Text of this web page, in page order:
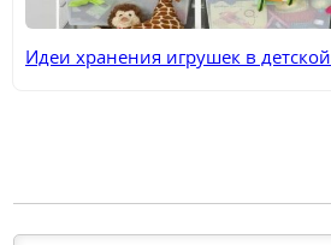
Идеи хранения игрушек в детской